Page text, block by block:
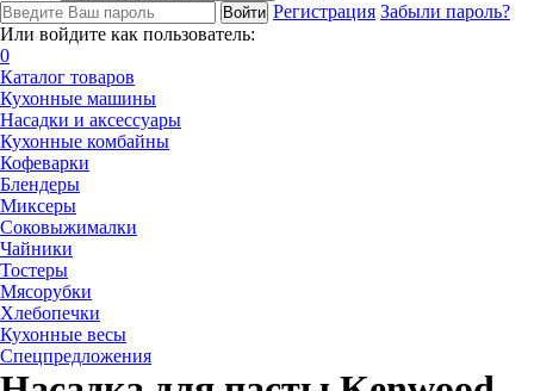
Регистрация Забыли пароль?
Или войдите как пользователь:
0
Каталог товаров
Кухонные машины
Насадки и аксессуары
Кухонные комбайны
Кофеварки
Блендеры
Миксеры
Соковыжималки
Чайники
Тостеры
Мясорубки
Хлебопечки
Кухонные весы
Спецпредложения